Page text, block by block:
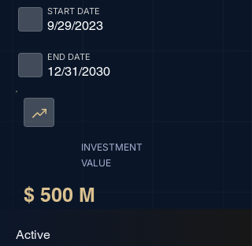
9/29/2023
START DATE
12/31/2030
END DATE
INVESTMENT
VALUE
$ 500 M
Active